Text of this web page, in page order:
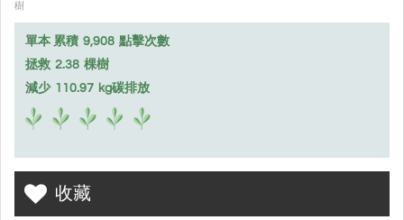
樹
單本 累積 9,908 點擊次數
拯救 2.38 棵樹
減少 110.97 kg碳排放
收藏